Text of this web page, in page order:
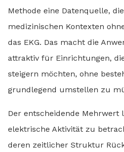
Methode eine Datenquelle,
medizinischen Kontexten
das EKG. Das macht die
attraktiv für Einrichtungen,
steigern möchten, ohne
grundlegend umstellen zu
Der entscheidende
elektrische Aktivität zu
deren zeitlicher Struktur